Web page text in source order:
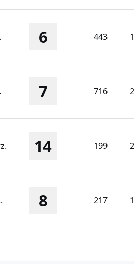
6 443
7 716
14 199
8 217